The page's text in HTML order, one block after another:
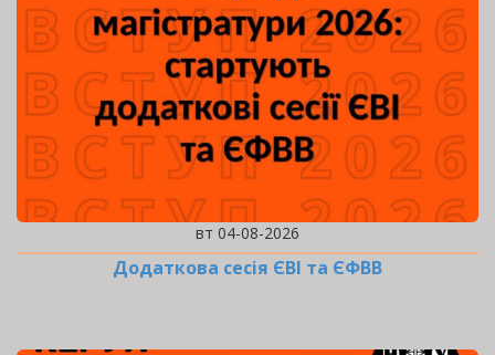
вт 04-08-2026
Додаткова сесія ЄВІ та ЄФВВ